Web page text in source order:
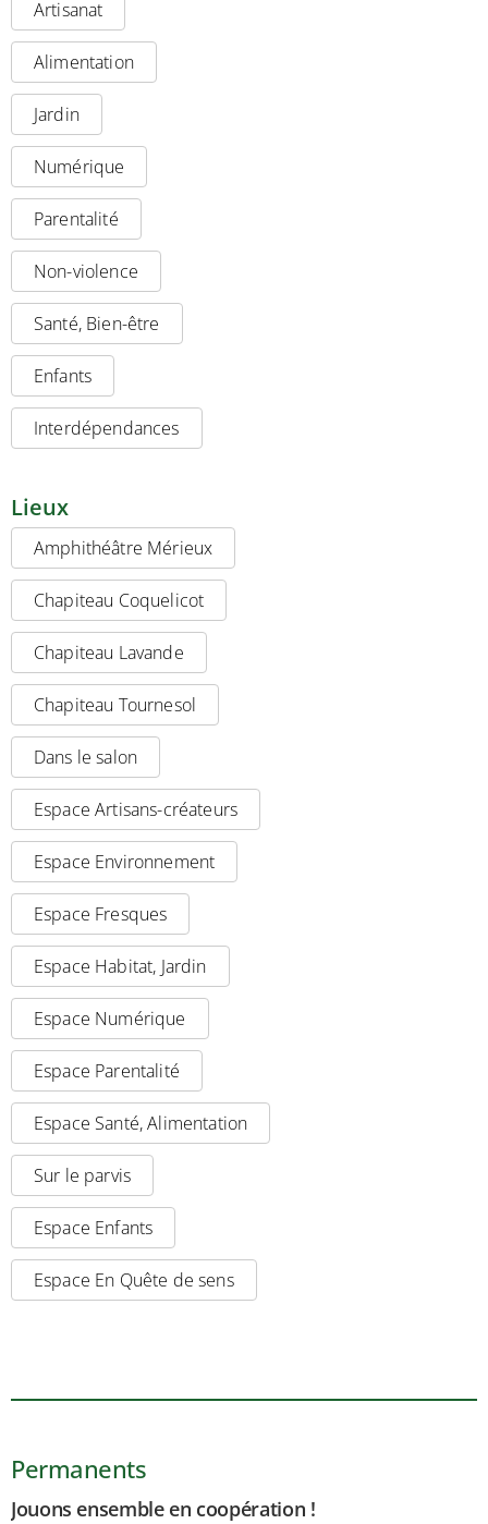
Artisanat
Alimentation
Jardin
Numérique
Parentalité
Non-violence
Santé, Bien-être
Enfants
Interdépendances
Lieux
Amphithéâtre Mérieux
Chapiteau Coquelicot
Chapiteau Lavande
Chapiteau Tournesol
Dans le salon
Espace Artisans-créateurs
Espace Environnement
Espace Fresques
Espace Habitat, Jardin
Espace Numérique
Espace Parentalité
Espace Santé, Alimentation
Sur le parvis
Espace Enfants
Espace En Quête de sens
Permanents
Jouons ensemble en coopération !